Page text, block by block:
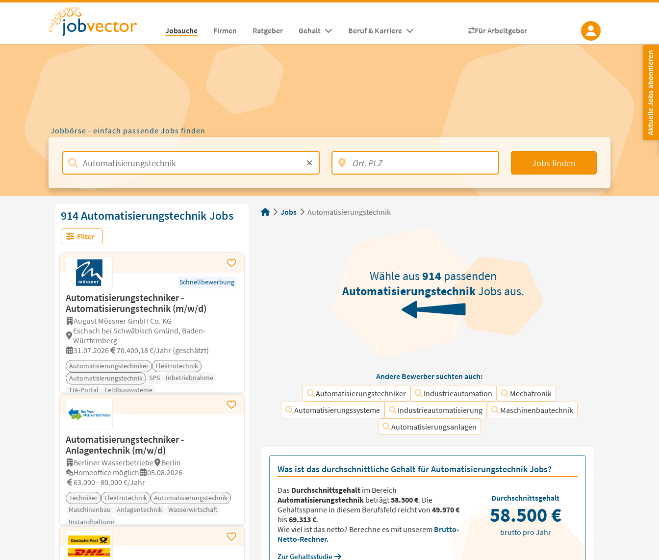
Jobsuche Firmen Ratgeber Gehalt Beruf & Karriere Für Arbeitgeber
Aktuelle Jobs abonnieren
Jobbörse - einfach passende Jobs finden
Jobs finden
914 Automatisierungstechnik Jobs
Filter
Schnellbewerbung
Automatisierungstechniker -
Automatisierungstechnik (m/w/d)
August Mössner GmbH Co. KG
Eschach bei Schwäbisch Gmünd, Baden-
Württemberg
31.07.2026
70.400,18 €/Jahr (geschätzt)
Automatisierungstechniker
Elektrotechnik
Automatisierungstechnik
SPS
Inbetriebnahme
TIA-Portal
Feldbussysteme
Automatisierungstechniker -
Anlagentechnik (m/w/d)
Berliner Wasserbetriebe
Berlin
Homeoffice möglich
05.08.2026
63.000 - 80.000 €/Jahr
Techniker Elektrotechnik
Automatisierungstechnik
Maschinenbau
Anlagentechnik
Wasserwirtschaft
Instandhaltung
Jobs Automatisierungstechnik
Wähle aus914 passenden
AutomatisierungstechnikJobs aus.
Andere Bewerber suchten auch:
Automatisierungstechniker
Industrieautomation
Mechatronik
Automatisierungssysteme
Industrieautomatisierung
Maschinenbautechnik
Automatisierungsanlagen
Was ist das durchschnittliche Gehalt für Automatisierungstechnik Jobs?
Das Durchschnittsgehaltim Bereich
Automatisierungstechnikbeträgt58.500 €. Die
Gehaltsspanne in diesem Berufsfeld reicht von 49.970 €
bis69.313 €.
Wie viel ist das netto? Berechne es mit unserem Brutto-
Netto-Rechner.
Zur Gehaltsstudie
Durchschnittsgehalt
58.500 €
brutto pro Jahr